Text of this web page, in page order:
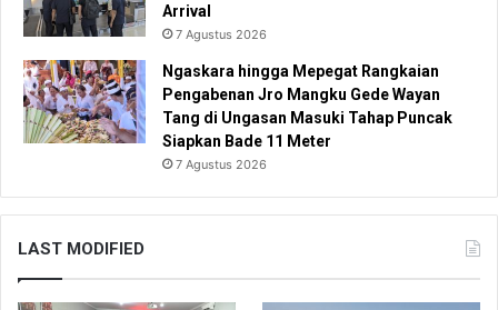
Arrival
7 Agustus 2026
Ngaskara hingga Mepegat Rangkaian
Pengabenan Jro Mangku Gede Wayan
Tang di Ungasan Masuki Tahap Puncak
Siapkan Bade 11 Meter
7 Agustus 2026
LAST MODIFIED